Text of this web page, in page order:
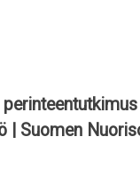
| Suomen